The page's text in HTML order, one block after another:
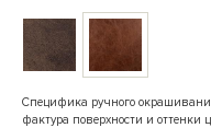
Специфика ручного
фактура поверхности и оттенки